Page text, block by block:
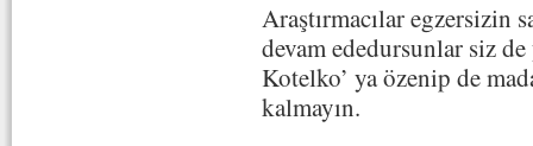
Araştırmacılar egzersizin
devam ededursunlar siz
Kotelko’ ya özenip de
kalmayın.